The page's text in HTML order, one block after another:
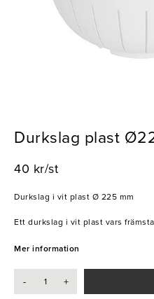
Durkslag plast
40 kr/st
Durkslag i vit plast Ø 225 mm
Ett durkslag i vit plast vars
durkslaget klarar temperaturer från
Ånga grönsaker över en kastrull
Mer information
- +